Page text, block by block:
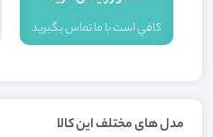
کافي است با ما تماس بگيريد
مدل های مختلف این کالا